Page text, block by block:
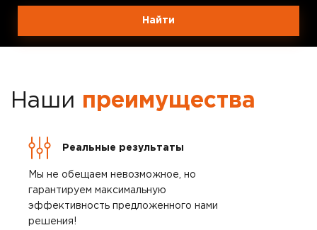
Найти
Наши преимущества
Реальные результаты
Мы не обещаем невозможное, но
гарантируем максимальную
эффективность предложенного нами
решения!